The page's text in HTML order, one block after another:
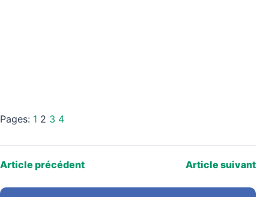
Pages: 1 2 3 4
Article précédent Article suivant